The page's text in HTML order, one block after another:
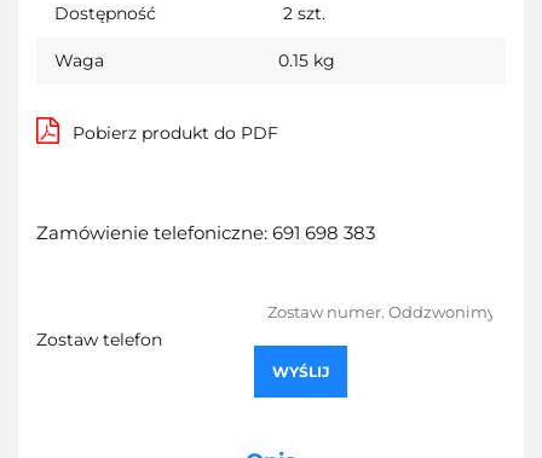
Dostępność 2 szt.
Waga 0.15 kg
Pobierz produkt do PDF
Zamówienie telefoniczne: 691 698 383
Zostaw telefon
WYŚLIJ